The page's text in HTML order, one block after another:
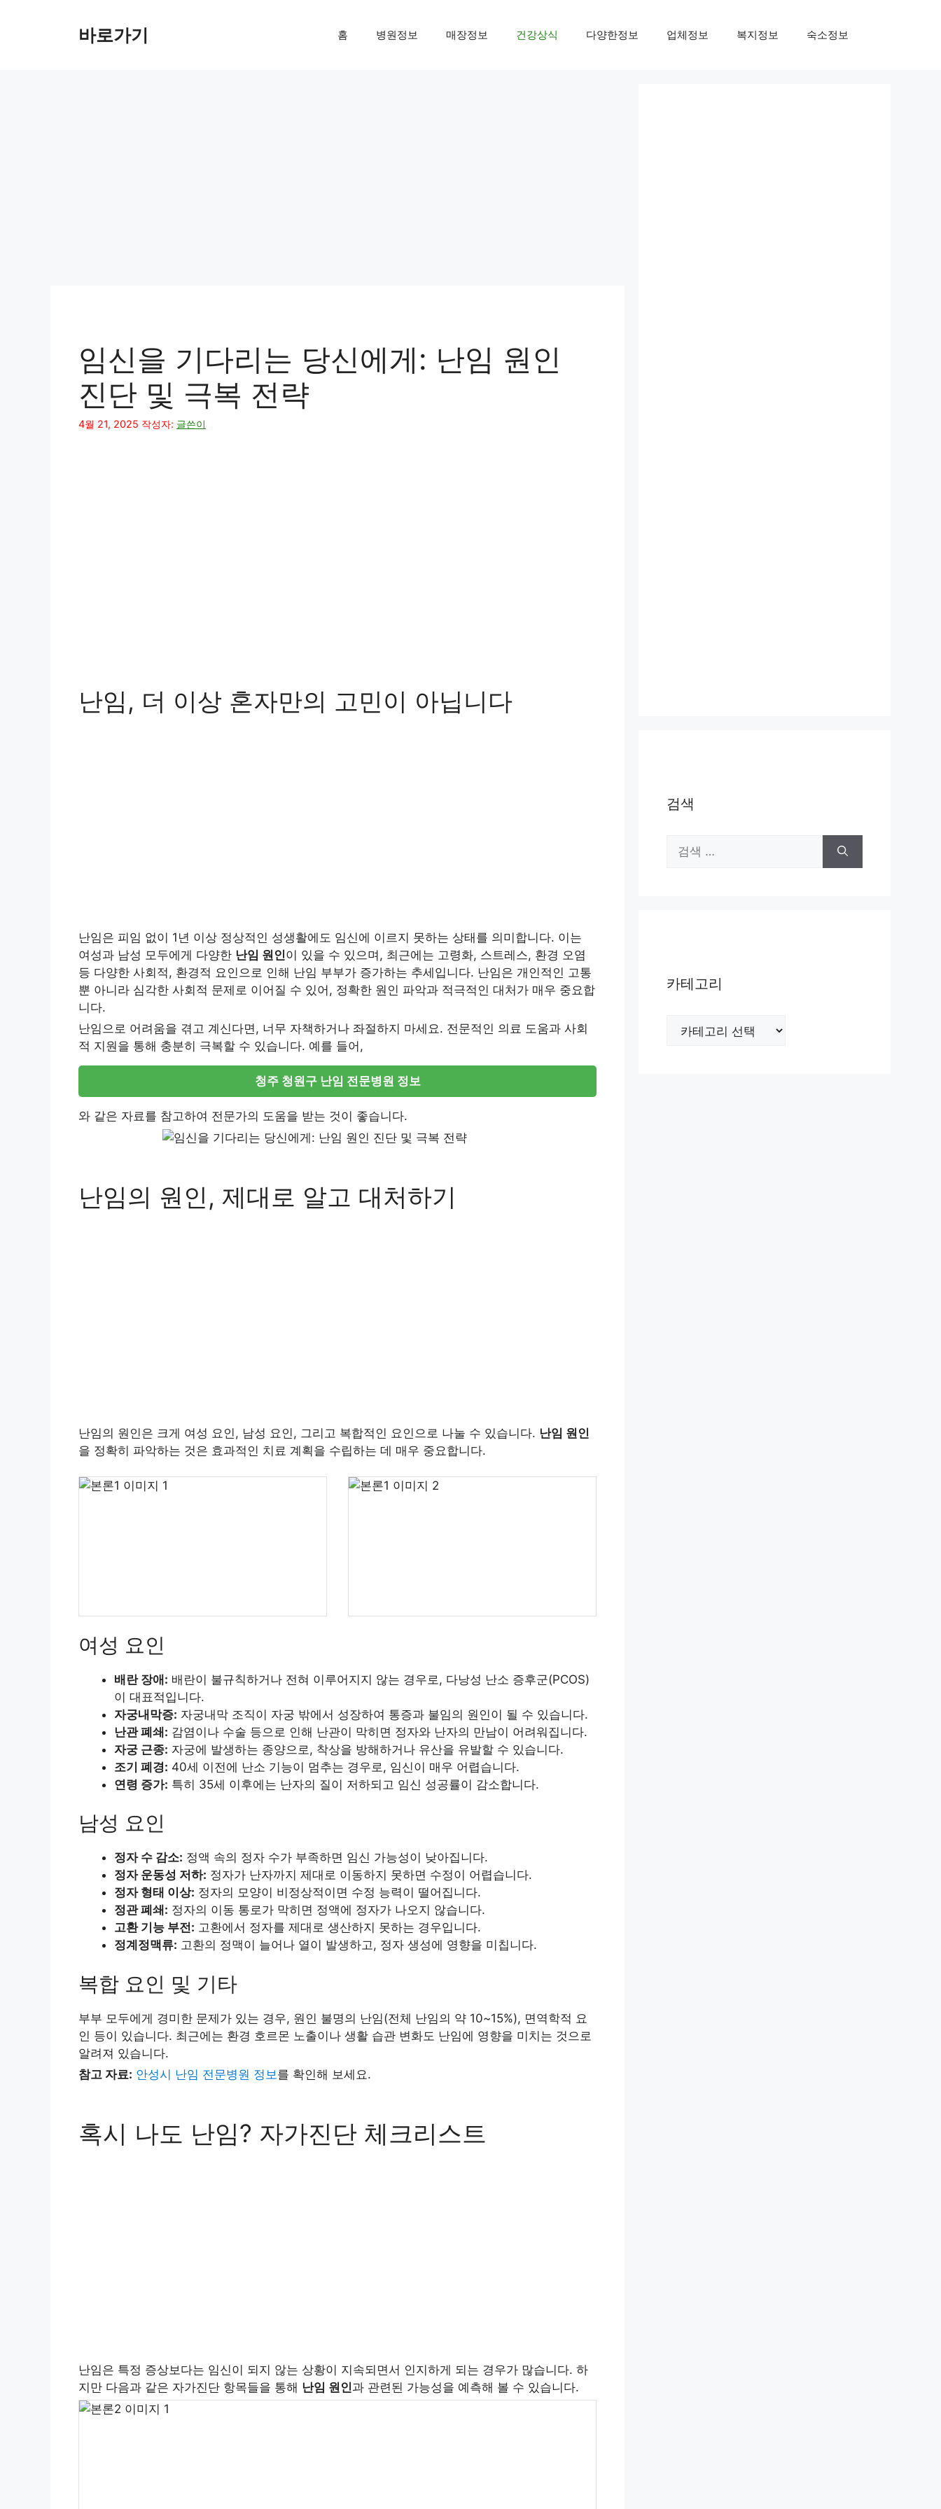
바로가기 홈 병원정보 매장정보 건강상식 다양한정보 업체정보 복지정보 숙소정보
임신을 기다리는 당신에게: 난임 원인
진단 및 극복 전략
4월 21, 2025 작성자: 글쓴이
난임, 더 이상 혼자만의 고민이 아닙니다
난임은 피임 없이 1년 이상 정상적인 성생활에도 임신에 이르지 못하는 상태를 의미합니다. 이는
여성과 남성 모두에게 다양한 난임 원인이 있을 수 있으며, 최근에는 고령화, 스트레스, 환경 오염
등 다양한 사회적, 환경적 요인으로 인해 난임 부부가 증가하는 추세입니다. 난임은 개인적인 고통
뿐 아니라 심각한 사회적 문제로 이어질 수 있어, 정확한 원인 파악과 적극적인 대처가 매우 중요합
니다.
난임으로 어려움을 겪고 계신다면, 너무 자책하거나 좌절하지 마세요. 전문적인 의료 도움과 사회
적 지원을 통해 충분히 극복할 수 있습니다. 예를 들어,
청주 청원구 난임 전문병원 정보
와 같은 자료를 참고하여 전문가의 도움을 받는 것이 좋습니다.
난임의 원인, 제대로 알고 대처하기
난임의 원인은 크게 여성 요인, 남성 요인, 그리고 복합적인 요인으로 나눌 수 있습니다. 난임 원인
을 정확히 파악하는 것은 효과적인 치료 계획을 수립하는 데 매우 중요합니다.
여성 요인
배란 장애: 배란이 불규칙하거나 전혀 이루어지지 않는 경우로, 다낭성 난소 증후군(PCOS)
이 대표적입니다.
자궁내막증: 자궁내막 조직이 자궁 밖에서 성장하여 통증과 불임의 원인이 될 수 있습니다.
난관 폐쇄: 감염이나 수술 등으로 인해 난관이 막히면 정자와 난자의 만남이 어려워집니다.
자궁 근종: 자궁에 발생하는 종양으로, 착상을 방해하거나 유산을 유발할 수 있습니다.
조기 폐경: 40세 이전에 난소 기능이 멈추는 경우로, 임신이 매우 어렵습니다.
연령 증가: 특히 35세 이후에는 난자의 질이 저하되고 임신 성공률이 감소합니다.
남성 요인
정자 수 감소: 정액 속의 정자 수가 부족하면 임신 가능성이 낮아집니다.
정자 운동성 저하: 정자가 난자까지 제대로 이동하지 못하면 수정이 어렵습니다.
정자 형태 이상: 정자의 모양이 비정상적이면 수정 능력이 떨어집니다.
정관 폐쇄: 정자의 이동 통로가 막히면 정액에 정자가 나오지 않습니다.
고환 기능 부전: 고환에서 정자를 제대로 생산하지 못하는 경우입니다.
정계정맥류: 고환의 정맥이 늘어나 열이 발생하고, 정자 생성에 영향을 미칩니다.
복합 요인 및 기타
부부 모두에게 경미한 문제가 있는 경우, 원인 불명의 난임(전체 난임의 약 10~15%), 면역학적 요
인 등이 있습니다. 최근에는 환경 호르몬 노출이나 생활 습관 변화도 난임에 영향을 미치는 것으로
알려져 있습니다.
참고 자료: 안성시 난임 전문병원 정보 를 확인해 보세요.
혹시 나도 난임? 자가진단 체크리스트
난임은 특정 증상보다는 임신이 되지 않는 상황이 지속되면서 인지하게 되는 경우가 많습니다. 하
지만 다음과 같은 자가진단 항목들을 통해 난임 원인과 관련된 가능성을 예측해 볼 수 있습니다.
검색
색:
카테고리